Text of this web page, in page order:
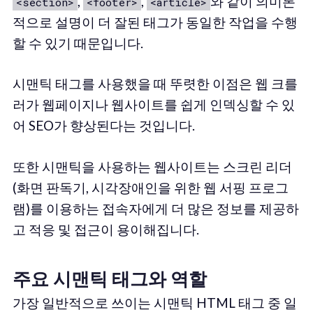
적으로 설명이 더 잘된 태그가 동일한 작업을 수행
할 수 있기 때문입니다.
시맨틱 태그를 사용했을 때 뚜렷한 이점은 웹 크를
러가 웹페이지나 웹사이트를 쉽게 인덱싱할 수 있
어 SEO가 향상된다는 것입니다.
또한 시맨틱을 사용하는 웹사이트는 스크린 리더
(화면 판독기, 시각장애인을 위한 웹 서핑 프로그
램)를 이용하는 접속자에게 더 많은 정보를 제공하
고 적응 및 접근이 용이해집니다.
주요 시맨틱 태그와 역할
가장 일반적으로 쓰이는 시맨틱 HTML 태그 중 일